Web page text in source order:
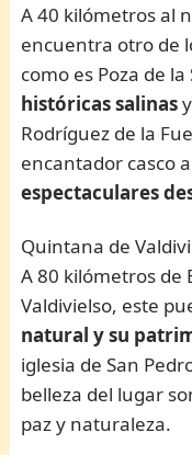
A 40 kilómetros al
encuentra otro de
como es Poza de
históricas salinas
Rodríguez de la
encantador casco
espectaculares
Quintana de
A 80 kilómetros de
Valdivielso, este
natural y su
iglesia de San
belleza del lugar
paz y naturaleza.